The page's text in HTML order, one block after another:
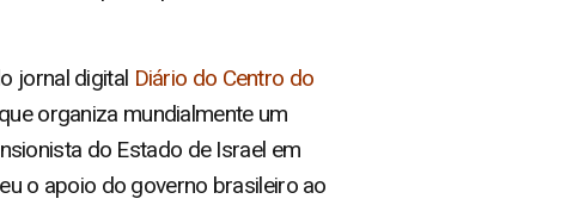
jornal digital Diário do Centro do
organiza mundialmente um
do Estado de Israel em
o apoio do governo brasileiro ao